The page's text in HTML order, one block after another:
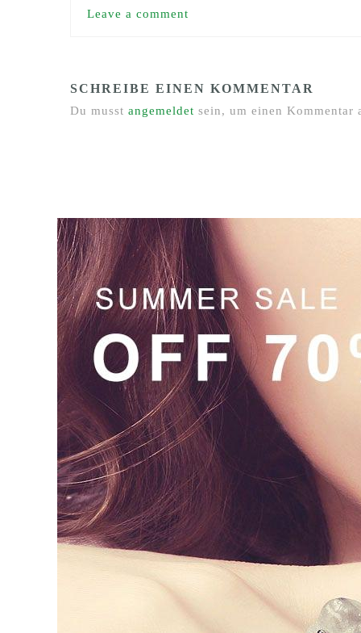
Leave a comment
SCHREIBE EINEN KOMMENTAR
Du musst angemeldet sein, um einen Kommentar